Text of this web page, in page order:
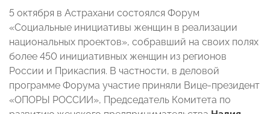
5 октября в Астрахани состоялся Форум
«Социальные инициативы женщин в реализации
национальных проектов», собравший на своих полях
более 450 инициативных женщин из регионов
России и Прикаспия. В частности, в деловой
программе Форума участие приняли Вице-президент
«ОПОРЫ РОССИИ», Председатель Комитета по